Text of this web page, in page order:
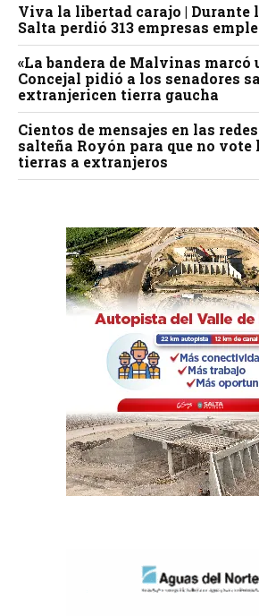
Viva la libertad carajo | Durante
Salta perdió 313 empresas
«La bandera de Malvinas marcó
Concejal pidió a los senadores
extranjericen tierra gaucha
Cientos de mensajes en las
salteña Royón para que no vote
tierras a extranjeros